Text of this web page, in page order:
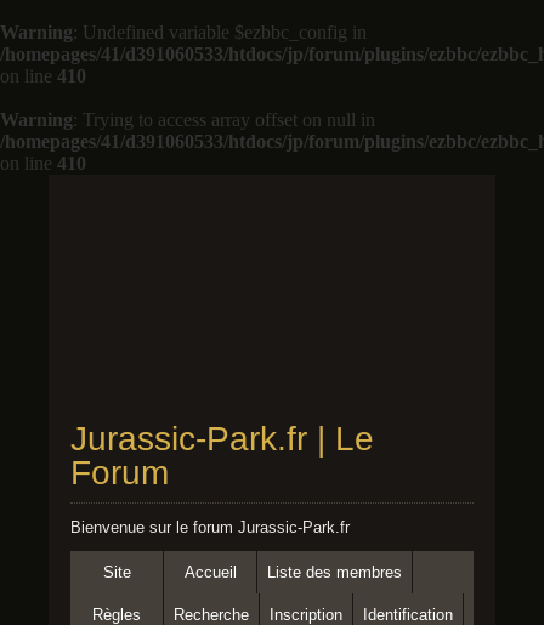
Warning: Undefined variable $ezbbc_config in
/homepages/41/d391060533/htdocs/jp/forum/plugins/ezbbc/
on line 410
Warning: Trying to access array offset on null in
/homepages/41/d391060533/htdocs/jp/forum/plugins/ezbbc/
on line 410
Jurassic-Park.fr | Le
Forum
Bienvenue sur le forum Jurassic-Park.fr
Site Accueil Liste des membres
Règles Recherche Inscription Identification